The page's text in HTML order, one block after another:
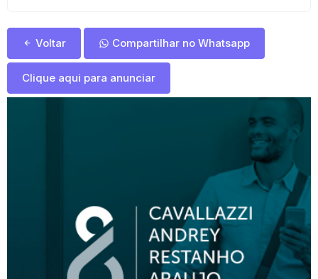
Voltar Compartilhar no Whatsapp
Clique aqui para anunciar